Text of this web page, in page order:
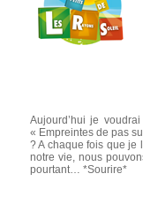
Aujourd’hui je
« Empreintes de pas
? A chaque fois que je
notre vie, nous
pourtant… *Sourire*